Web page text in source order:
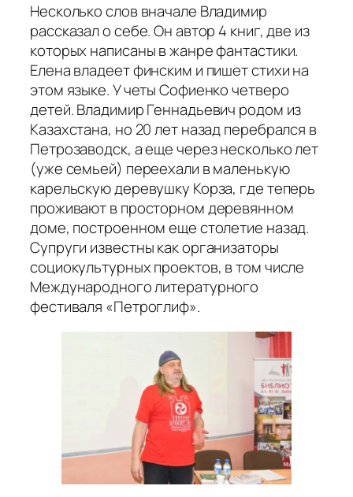
Несколько слов вначале Владимир
рассказал о себе. Он автор 4 книг, две из
которых написаны в жанре фантастики.
Елена владеет финским и пишет стихи на
этом языке. У четы Софиенко четверо
детей. Владимир Геннадьевич родом из
Казахстана, но 20 лет назад перебрался в
Петрозаводск, а еще через несколько лет
(уже семьей) переехали в маленькую
карельскую деревушку Корза, где теперь
проживают в просторном деревянном
доме, построенном еще столетие назад.
Супруги известны как организаторы
социокультурных проектов, в том числе
Международного литературного
фестиваля «Петроглиф».